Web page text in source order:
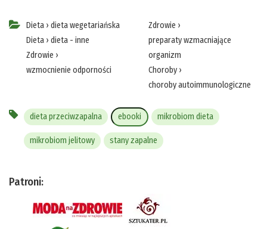
Dieta › dieta wegetariańska
Dieta › dieta - inne
Zdrowie ›
wzmocnienie odporności
Zdrowie ›
preparaty wzmacniające
organizm
Choroby›
choroby autoimmunologiczne
dieta przeciwzapalna ebooki mikrobiom dieta
mikrobiom jelitowy stany zapalne
Patroni: